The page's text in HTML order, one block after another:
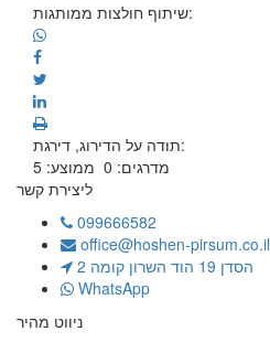
שיתוף חולצות ממותגות:
תודה על הדירוג, דירגת:
מדרגים: 0 ממוצע: 5
ליצירת קשר
099666582
office@hoshen-pirsum.co.il
הסדן 19 הוד השרון קומה 2
WhatsApp
ניווט מהיר